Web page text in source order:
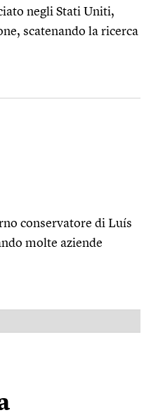
negli Stati Uniti,
scatenando la ricerca
conservatore di Luís
molte aziende